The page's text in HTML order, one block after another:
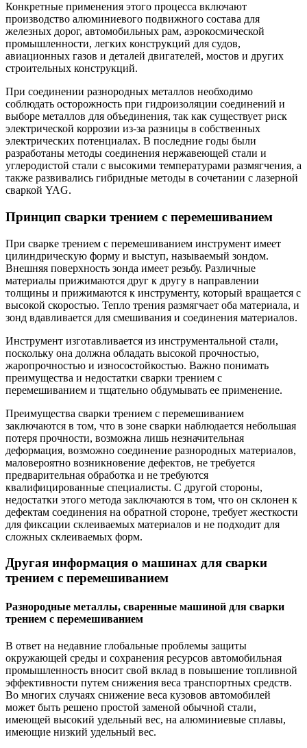
Конкретные применения этого процесса включают
производство алюминиевого подвижного состава для
железных дорог, автомобильных рам, аэрокосмической
промышленности, легких конструкций для судов,
авиационных газов и деталей двигателей, мостов и других
строительных конструкций.
При соединении разнородных металлов необходимо
соблюдать осторожность при гидроизоляции соединений и
выборе металлов для объединения, так как существует риск
электрической коррозии из-за разницы в собственных
электрических потенциалах. В последние годы были
разработаны методы соединения нержавеющей стали и
углеродистой стали с высокими температурами размягчения, а
также развивались гибридные методы в сочетании с лазерной
сваркой YAG.
Принцип сварки трением с перемешиванием
При сварке трением с перемешиванием инструмент имеет
цилиндрическую форму и выступ, называемый зондом.
Внешняя поверхность зонда имеет резьбу. Различные
материалы прижимаются друг к другу в направлении
толщины и прижимаются к инструменту, который вращается с
высокой скоростью. Тепло трения размягчает оба материала, и
зонд вдавливается для смешивания и соединения материалов.
Инструмент изготавливается из инструментальной стали,
поскольку она должна обладать высокой прочностью,
жаропрочностью и износостойкостью. Важно понимать
преимущества и недостатки сварки трением с
перемешиванием и тщательно обдумывать ее применение.
Преимущества сварки трением с перемешиванием
заключаются в том, что в зоне сварки наблюдается небольшая
потеря прочности, возможна лишь незначительная
деформация, возможно соединение разнородных материалов,
маловероятно возникновение дефектов, не требуется
предварительная обработка и не требуются
квалифицированные специалисты. С другой стороны,
недостатки этого метода заключаются в том, что он склонен к
дефектам соединения на обратной стороне, требует жесткости
для фиксации склеиваемых материалов и не подходит для
сложных склеиваемых форм.
Другая информация о машинах для сварки
трением с перемешиванием
Разнородные металлы, сваренные машиной для сварки
трением с перемешиванием
В ответ на недавние глобальные проблемы защиты
окружающей среды и сохранения ресурсов автомобильная
промышленность вносит свой вклад в повышение топливной
эффективности путем снижения веса транспортных средств.
Во многих случаях снижение веса кузовов автомобилей
может быть решено простой заменой обычной стали,
имеющей высокий удельный вес, на алюминиевые сплавы,
имеющие низкий удельный вес.